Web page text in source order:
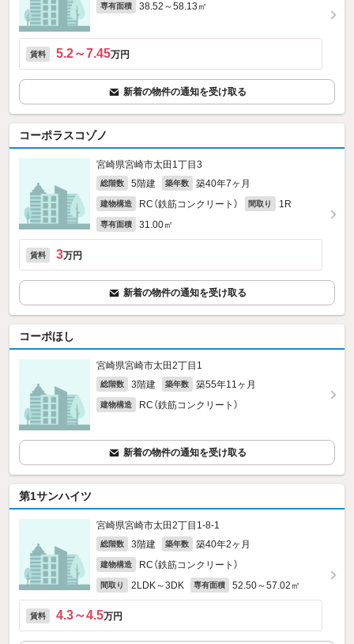
専有面積 38.52～58.13㎡
賃料 5.2～7.45万円
新着の物件の通知を受け取る
コーポラスコゾノ
宮崎県宮崎市太田1丁目3
総階数 5階建 築年数 築40年7ヶ月
建物構造 RC（鉄筋コンクリート） 間取り 1R
専有面積 31.00㎡
賃料 3万円
新着の物件の通知を受け取る
コーポほし
宮崎県宮崎市太田2丁目1
総階数 3階建 築年数 築55年11ヶ月
建物構造 RC（鉄筋コンクリート）
新着の物件の通知を受け取る
第1サンハイツ
宮崎県宮崎市太田2丁目1-8‐1
総階数 3階建 築年数 築40年2ヶ月
建物構造 RC（鉄筋コンクリート）
間取り 2LDK～3DK 専有面積 52.50～57.02㎡
賃料 4.3～4.5万円